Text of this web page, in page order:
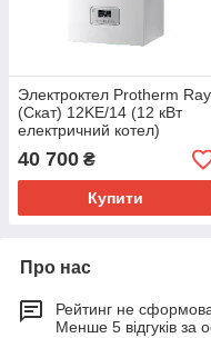
Электроктел Protherm Ray
(Скат) 12KE/14 (12 кВт
електричний котел)
40 700 ₴
Купити
Про нас
Рейтинг не
Менше 5 відгуків за